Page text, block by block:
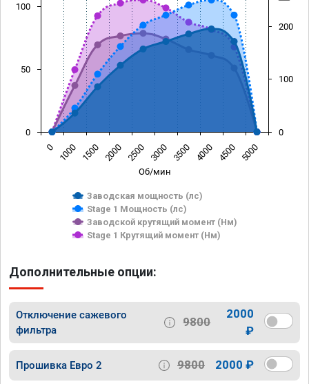
Об/мин
Заводская мощность (лс)
Stage 1 Мощность (лс)
Заводской крутящий момент (Нм)
Stage 1 Крутящий момент (Нм)
0 1000 1500 2000 2500 3000 3500 4000 4500 5000
0
50
100
0
100
200
Дополнительные опции:
Отключение сажевого
фильтра
9800
2000
₽
Прошивка Евро 2 9800 2000 ₽